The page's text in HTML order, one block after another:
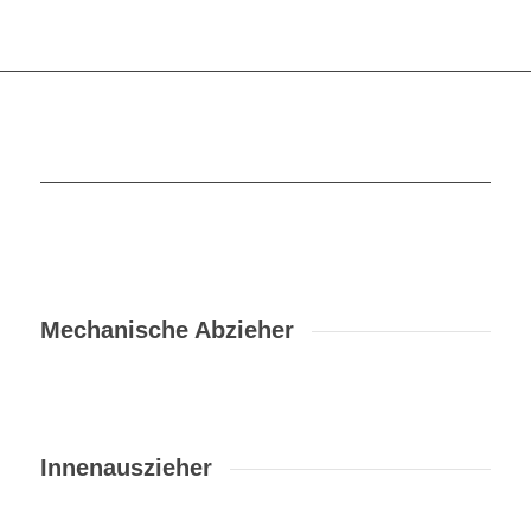
Mechanische Abzieher
Innenauszieher